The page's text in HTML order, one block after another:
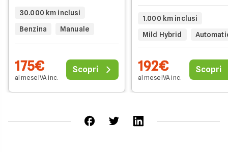
30.000 km inclusi
Benzina
Manuale
175€
al mese IVA inc.
Scopri
1.000 km inclusi
Mild Hybrid
192€
al mese IVA inc.
Scopri